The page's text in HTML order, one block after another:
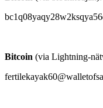
Bitcoin (via Lightning-